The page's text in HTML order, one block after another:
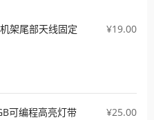
架尾部天线固定
¥19.00
可编程高亮灯带
¥25.00